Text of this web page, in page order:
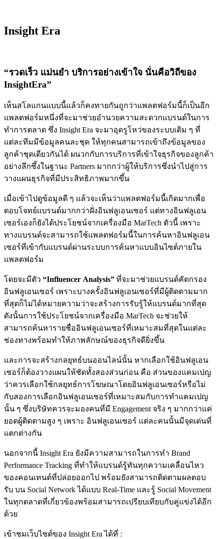
Insight Era
“รวดเร็ว แม่นยำ บริการอย่างเข้าใจ นั่นคือวิถีของ
InsightEra”
เห็นสโลแกนแบบนี้แล้วก็คงทายกันถูกว่าแพลตฟอร์มนี้ก็เป็นอีก
แพลตฟอร์มหนึ่งที่จะมาช่วยอำนวยความสะดวกแบรนด์ในการ
ทำการตลาด ซึ่ง Insight Era จะมาอุดรูโหว่ของระบบเดิม ๆ ที่
แต่ละทีมมีข้อมูลคนละชุด ให้ทุกคนสามารถเข้าถึงข้อมูลของ
ลูกค้าชุดเดียวกันได้ ผนวกกับการบริการที่เข้าใจธุรกิจของลูกค้า
อย่างลึกซึ้งในฐานะ Partners มากกว่าผู้ให้บริการซึ่งนำไปสู่การ
วางแผนธุรกิจที่มีประสิทธิภาพมากขึ้น
เมื่อเข้าไปดูข้อมูลดี ๆ แล้วจะเห็นว่าแพลตฟอร์มนี้เกิดมากเพื่อ
ตอบโจทย์แบรนด์มากกว่าฝั่งอินฟลูเอนเซอร์ แต่ทางอินฟลูเอน
เซอร์เองก็ยังได้ประโยชน์จากเครื่องมือ MarTech ตัวนี้ เพราะ
ทางแบรนด์จะสามารถใช้แพลตฟอร์มนี้ในการค้นหาอินฟลูเอน
เซอร์ที่เข้ากับแบรนด์ผ่านระบบการค้นหาแบบอินไซต์ภายใน
แพลตฟอร์ม
โดยจะมีตัว “Influencer Analysis” ที่จะมาช่วยแบรนด์คัดกรอง
อินฟลูเอนเซอร์ เพราะบางครั้งอินฟลูเอนเซอร์ที่มีผู้ติดตามมาก
ที่สุดก็ไม่ได้หมายความว่าจะสร้างการรับรู้ให้แบรนด์มากที่สุด
ดังนั้นการใช้ประโยชน์จากเครื่องมือ MarTech จะช่วยให้
สามารถค้นหารายชื่ออินฟลูเอนเซอร์ที่เหมาะสมที่สุดในแต่ละ
ช่องทางพร้อมทำให้ภาพลักษณ์ของธุรกิจดียิ่งขึ้น
และการจะสร้างกลยุทธ์บนออนไลน์นั้น หากเลือกใช้อินฟลูเอน
เซอร์ก็ต้องวางแผนให้ชัดทั้งสองส่วนก่อน คือ ส่วนของแคมเปญ
ว่าควรเลือกใช้กลยุทธ์การโฆษณาโดยอินฟลูเอนเซอร์หรือไม่
กับสองการเลือกอินฟลูเอนเซอร์ที่เหมาะสมกับการทำแคมเปญ
นั้น ๆ ซึ่งบริษัทควรจะมองคนที่มี Engagement จริง ๆ มากกว่าแค่
ยอดผู้ติดตามสูง ๆ เพราะ อินฟลูเอนเซอร์ แต่ละคนนั้นมีจุดเด่นที่
แตกต่างกัน
นอกจากนี้ Insight Era ยังมีความสามารถในการทำ Brand
Performance Tracking ที่ทำให้แบรนด์รู้ทันทุกความเคลื่อนไหว
ของคอนเทนต์ที่ปล่อยออกไป พร้อมยังสามารถติดตามผลตอบ
รับ บน Social Network ได้แบบ Real-Time และรู้ Social Movement
ในทุกตลาดที่เกี่ยวข้องพร้อมสามารถเปรียบเทียบกับคู่แข่งได้อีก
ด้วย
เข้าชมเว็บไซต์ของ Insight Era ได้ที่ :